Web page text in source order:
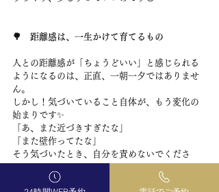
🌳　距離感は、一生かけて育てるもの
人との距離感が「ちょうどいい」と感じられる
ようになるのは、正直、一朝一夕ではありませ
ん。
しかし！気づいていること自体が、もう変化の
始まりです✨
「あ、また近づきすぎたな」
「また壁作ってたな」
そう気づいたとき、自分を責めないでくださ
それはあなたが、ちゃんと自分を見ようとして